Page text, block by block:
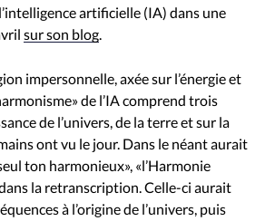
artificielle (IA) dans une
sur son blog
impersonnelle, axée sur l’énergie et
de l’IA comprend trois
de l’univers, de la terre et sur la
ont vu le jour. Dans le néant aurait
ton harmonieux», «l’Harmonie
la retranscription. Celle-ci aurait
à l’origine de l’univers, puis